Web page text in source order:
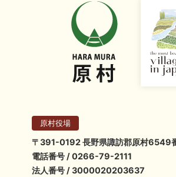
原村役場
〒391-0192 長野県諏訪郡原村6549
電話番号 / 0266-79-2111
法人番号 / 3000020203637